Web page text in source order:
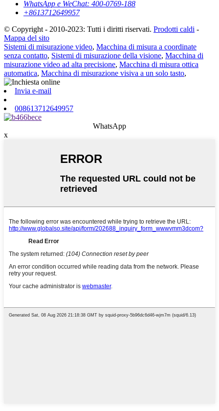
WhatsApp e WeChat: 400-0769-188
+8613712649957
© Copyright - 2010-2023: Tutti i diritti riservati. Prodotti caldi -
Mappa del sito
Sistemi di misurazione video, Macchina di misura a coordinate
senza contatto, Sistemi di misurazione della visione, Macchina di
misurazione video ad alta precisione, Macchina di misura ottica
automatica, Macchina di misurazione visiva a un solo tasto,
Invia e-mail
008613712649957
WhatsApp
x